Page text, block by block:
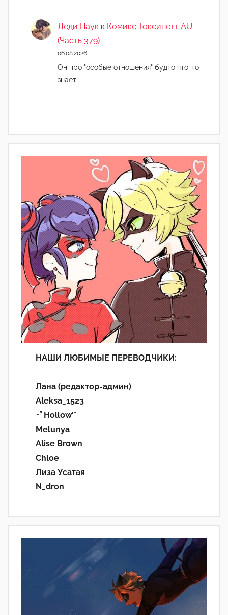
Леди Паук к Комикс Токсинетт AU
(Часть 379)
06.08.2026
Он про "особые отношения" будто что-то
знает.
НАШИ ЛЮБИМЫЕ ПЕРЕВОДЧИКИ:
Лана (редактор-админ)
Aleksa_1523
･ﾟHollow'°
Melunya
Alise Brown
Chloe
Лиза Усатая
N_dron